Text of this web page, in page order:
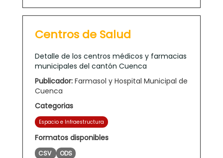
Centros de Salud
Detalle de los centros médicos y farmacias
municipales del cantón Cuenca
Publicador: Farmasol y Hospital Municipal de
Cuenca
Categorias
Espacio e Infraestructura
Formatos disponibles
CSV ODS